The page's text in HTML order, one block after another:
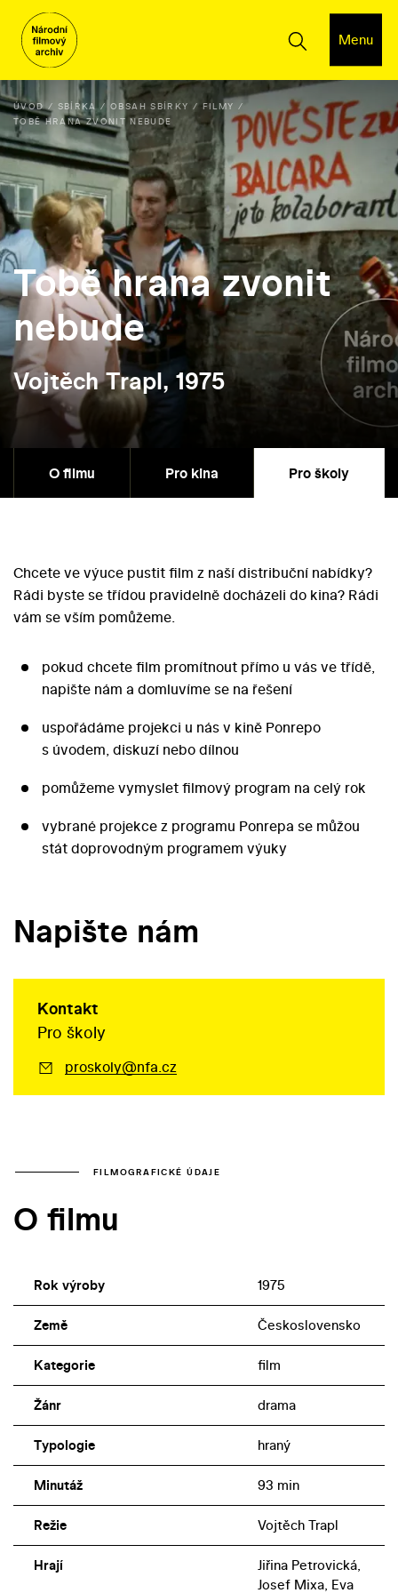
Menu
ÚVOD SBÍRKA OBSAH SBÍRKY
FILMY
TOBĚ HRANA ZVONIT NEBUDE
Tobě hrana zvonit
nebude
Vojtěch Trapl, 1975
O filmu Pro kina Pro školy
Chcete ve výuce pustit film z naší distribuční nabídky?
Rádi byste se třídou pravidelně docházeli do kina? Rádi
vám se vším pomůžeme.
pokud chcete film promítnout přímo u vás ve třídě,
napište nám a domluvíme se na řešení
uspořádáme projekci u nás v kině Ponrepo
s úvodem, diskuzí nebo dílnou
pomůžeme vymyslet filmový program na celý rok
vybrané projekce z programu Ponrepa se můžou
stát doprovodným programem výuky
Napište nám
Kontakt
Pro školy
proskoly@nfa.cz
FILMOGRAFICKÉ ÚDAJE
O filmu
Rok výroby 1975
Země Československo
Kategorie film
Žánr drama
Typologie hraný
Minutáž 93 min
Režie Vojtěch Trapl
Hrají
Jiřina Petrovická,
Josef Mixa, Eva